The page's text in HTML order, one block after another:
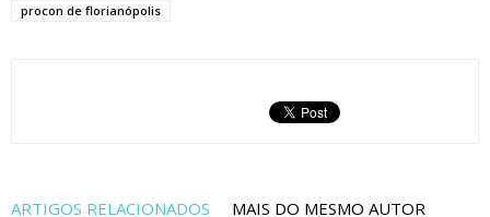
procon de florianópolis
ARTIGOS RELACIONADOS MAIS DO MESMO AUTOR